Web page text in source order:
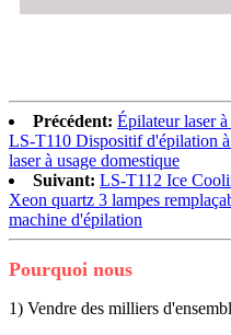
Précédent: Épilateur laser
LS-T110 Dispositif d'épilation
laser à usage domestique
Suivant: LS-T112 Ice
Xeon quartz 3 lampes
machine d'épilation
Pourquoi nous
1) Vendre des milliers